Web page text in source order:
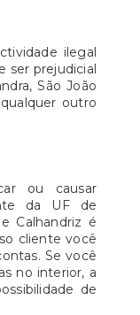
ilegal
ser prejudicial
São João
outro
ou causar
da UF de
Calhandriz é
cliente você
Se você
no interior, a
de